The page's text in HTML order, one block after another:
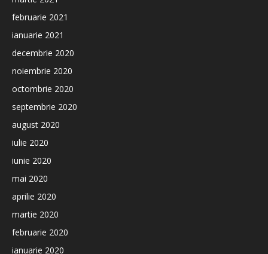
februarie 2021
ianuarie 2021
decembrie 2020
noiembrie 2020
octombrie 2020
septembrie 2020
august 2020
iulie 2020
iunie 2020
mai 2020
aprilie 2020
martie 2020
februarie 2020
ianuarie 2020